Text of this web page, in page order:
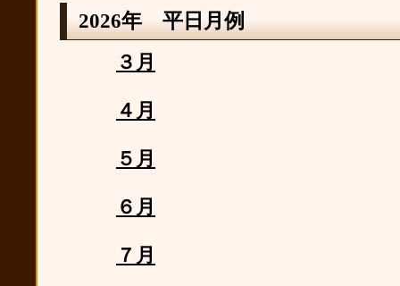
2026年 平日月例
３月
４月
５月
６月
７月